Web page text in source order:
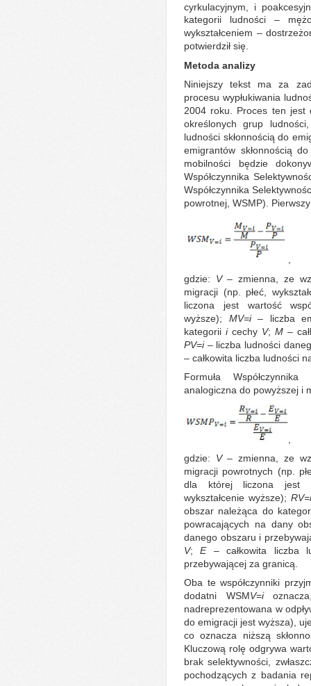
cyrkulacyjnym, i
kategorii ludności –
wykształceniem –
potwierdził się.
Metoda analizy
Niniejszy tekst ma za
procesu wypłukiwania
2004 roku. Proces ten jest
określonych grup
ludności skłonnością do
emigrantów skłonnością
mobilności będzie
Współczynnika
Współczynnika
powrotnej, WSMP).
,
gdzie: V– zmienna, ze
migracji (np. płeć,
liczona jest wartość
wyższe); MV=i– liczba
kategorii i cechy V; M –
PV=i – liczba ludności
– całkowita liczba ludności
Formuła
analogiczna do powyższej i
gdzie: V– zmienna, ze
migracji powrotnych (np.
dla której liczona jest
wykształcenie wyższe); R
obszar należąca do
powracających na dany
danego obszaru i
V;E – całkowita liczba
przebywającej za granicą.
Oba te współczynniki
dodatni WSMV=i
nadreprezentowana w
do emigracji jest wyższa),
co oznacza niższą
Kluczową rolę odgrywa
brak selektywności,
pochodzących z badania